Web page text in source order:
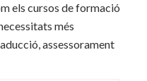
els cursos de formació
més
assessorament